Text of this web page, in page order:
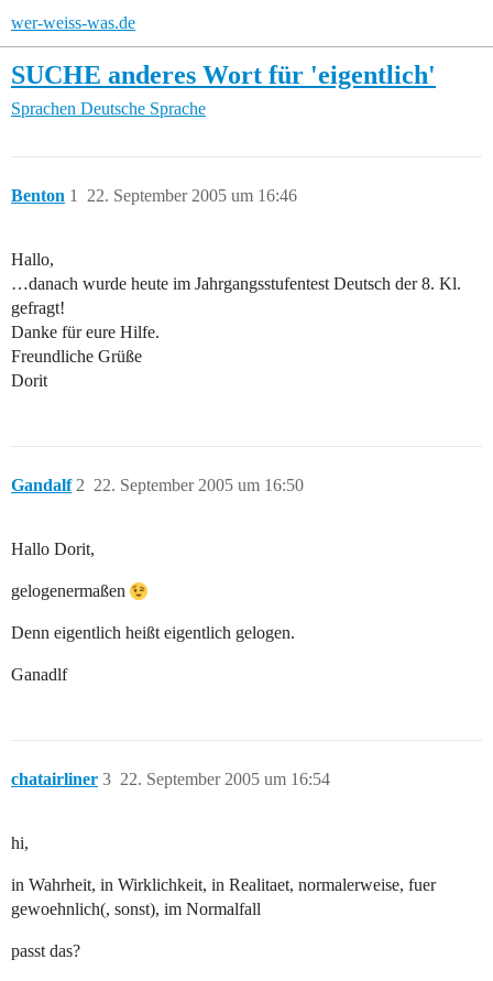
wer-weiss-was.de
SUCHE anderes Wort für 'eigentlich'
Sprachen Deutsche Sprache
Benton 22. September 2005 um 16:46
1
Hallo,
…danach wurde heute im Jahrgangsstufentest Deutsch der 8. Kl.
gefragt!
Danke für eure Hilfe.
Freundliche Grüße
Dorit
Gandalf 22. September 2005 um 16:50
2
Hallo Dorit,
gelogenermaßen
Denn eigentlich heißt eigentlich gelogen.
Ganadlf
chatairliner 22. September 2005 um 16:54
3
hi,
in Wahrheit, in Wirklichkeit, in Realitaet, normalerweise, fuer
gewoehnlich(, sonst), im Normalfall
passt das?